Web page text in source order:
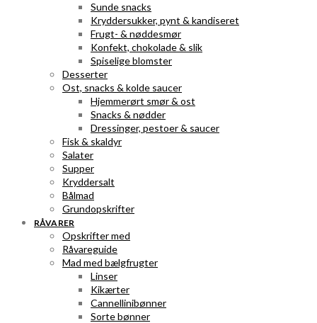
Sunde snacks
Kryddersukker, pynt & kandiseret
Frugt- & nøddesmør
Konfekt, chokolade & slik
Spiselige blomster
Desserter
Ost, snacks & kolde saucer
Hjemmerørt smør & ost
Snacks & nødder
Dressinger, pestoer & saucer
Fisk & skaldyr
Salater
Supper
Kryddersalt
Bålmad
Grundopskrifter
RÅVARER
Opskrifter med
Råvareguide
Mad med bælgfrugter
Linser
Kikærter
Cannellinibønner
Sorte bønner